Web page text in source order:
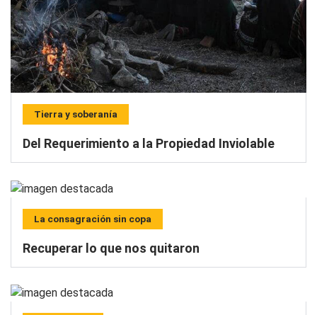
Tierra y soberanía
Del Requerimiento a la Propiedad Inviolable
La consagración sin copa
Recuperar lo que nos quitaron